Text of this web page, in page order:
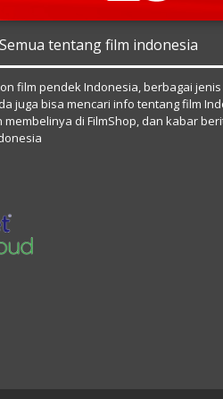
tentang film indonesia
film pendek Indonesia, berbagai
juga bisa mencari info tentang film
di FilmShop, dan kabar